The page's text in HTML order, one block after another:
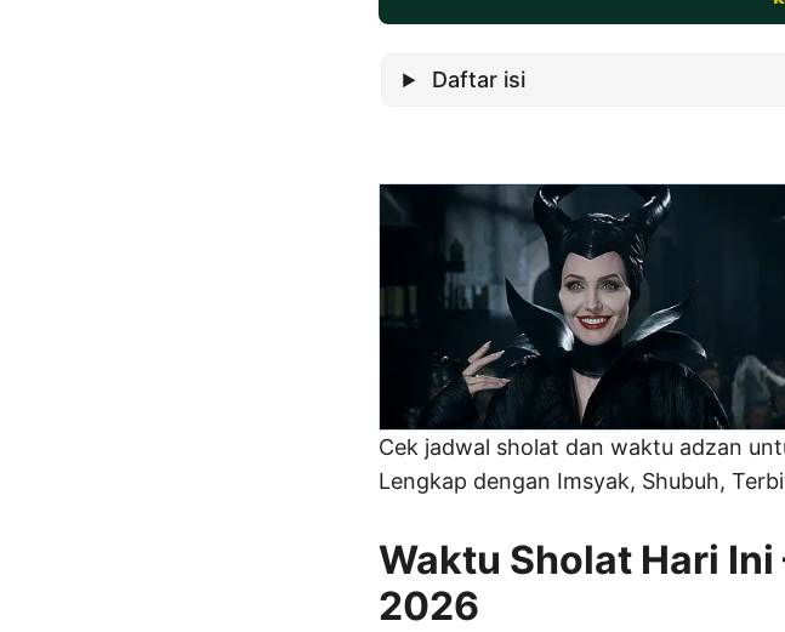
Daftar isi
Cek jadwal sholat dan waktu adzan
Lengkap dengan Imsyak, Shubuh,
Waktu Sholat Hari
2026